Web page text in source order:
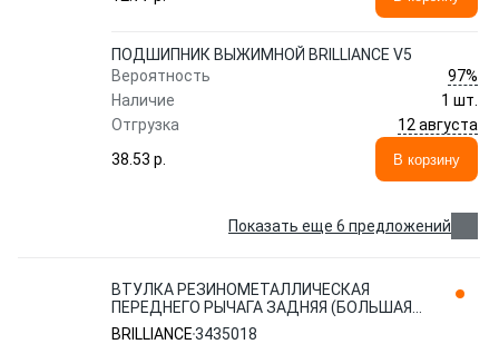
ПОДШИПНИК ВЫЖИМНОЙ BRILLIANCE V5
Вероятность
97%
Наличие
1 шт.
Отгрузка
12 августа
38.53 p.
В корзину
Показать еще 6 предложений
ВТУЛКА РЕЗИНОМЕТАЛЛИЧЕСКАЯ
ПЕРЕДНЕГО РЫЧАГА ЗАДНЯЯ (БОЛЬШАЯ)
BRILLIANCE V5 3435018
BRILLIANCE3435018